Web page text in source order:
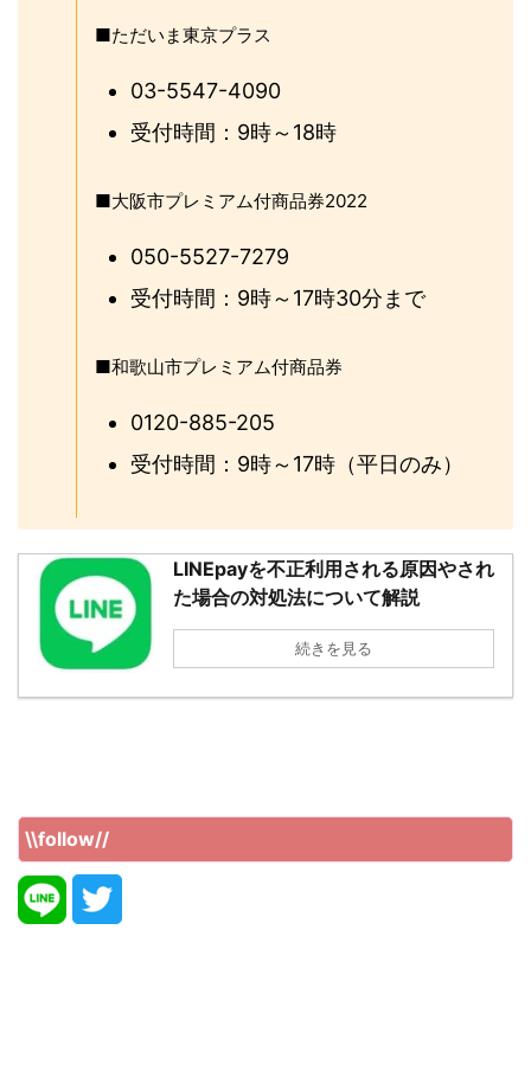
■ただいま東京プラス
03-5547-4090
受付時間：9時～18時
■大阪市プレミアム付商品券2022
050-5527-7279
受付時間：9時～17時30分まで
■和歌山市プレミアム付商品券
0120-885-205
受付時間：9時～17時（平日のみ）
LINEpayを不正利用される原因やされ
た場合の対処法について解説
続きを見る
\\follow//